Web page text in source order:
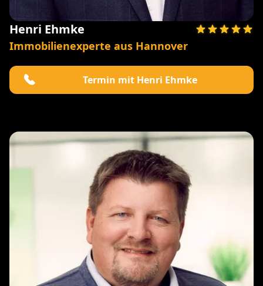
Henri Ehmke
Immobilienexperte aus Hannover
Termin mit Henri Ehmke